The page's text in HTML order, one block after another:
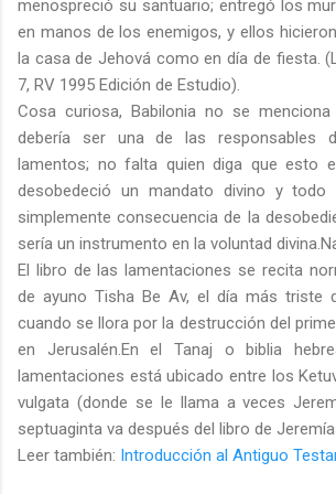
menospreció su santuario; entregó los
en manos de los enemigos, y ellos
la casa de Jehová como en día de fiesta.
7, RV 1995 Edición de Estudio).
Cosa curiosa, Babilonia no se
debería ser una de las responsables
lamentos; no falta quien diga que esto
desobedeció un mandato divino y
simplemente consecuencia de la
sería un instrumento en la voluntad
El libro de las lamentaciones se recita
de ayuno Tisha Be Av, el día más triste
cuando se llora por la destrucción del
en Jerusalén.En el Tanaj o biblia
lamentaciones está ubicado entre los
vulgata (donde se le llama a veces
septuaginta va después del libro de
Leer también: Introducción al Antiguo